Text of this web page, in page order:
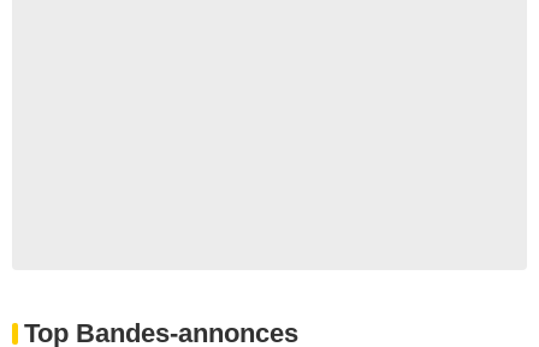
Top Bandes-annonces